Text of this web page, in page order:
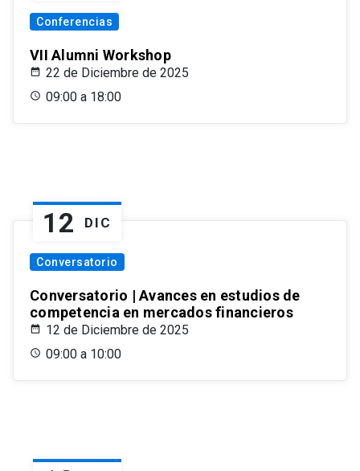
Conferencias
VII Alumni Workshop
22 de Diciembre de 2025
09:00 a 18:00
12 DIC
Conversatorio
Conversatorio | Avances en estudios de
competencia en mercados financieros
12 de Diciembre de 2025
09:00 a 10:00